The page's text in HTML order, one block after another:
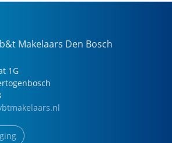
Makelaars Den Bosch
1G